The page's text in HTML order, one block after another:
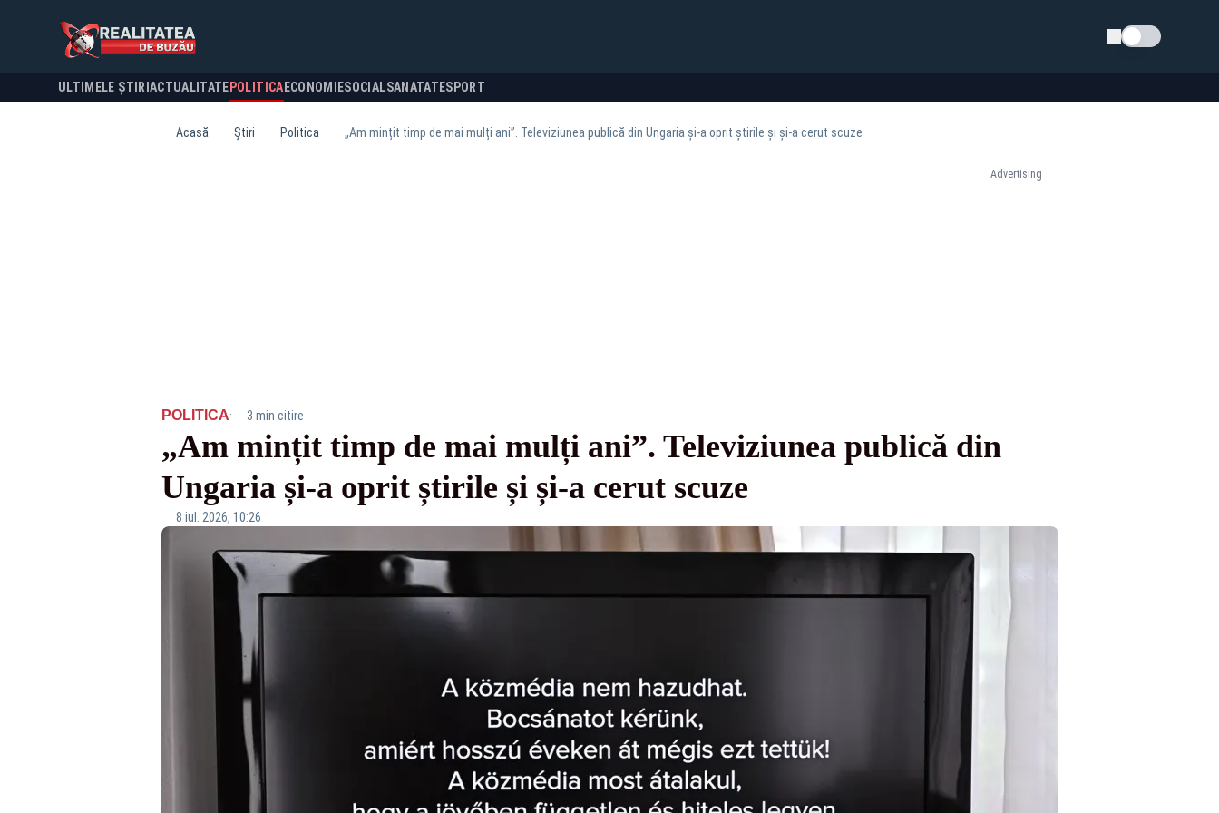
Schimba tema
ULTIMELE ȘTIRI ACTUALITATE POLITICA ECONOMIESOCIALSANATATESPORT
Acasă Știri Politica „Am mințit timp de mai mulți ani”. Televiziunea publică din Ungaria și-a oprit știrile și și-a cerut scuze
Advertising
POLITICA· 3 min citire
„Am mințit timp de mai mulți ani”. Televiziunea publică din
Ungaria și-a oprit știrile și și-a cerut scuze
8 iul. 2026, 10:26